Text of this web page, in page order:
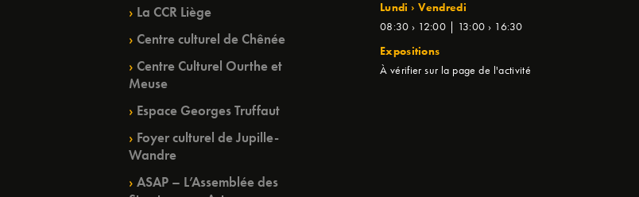
La CCR Liège
Centre culturel de Chênée
Centre Culturel Ourthe et
Meuse
Espace Georges Truffaut
Foyer culturel de Jupille-
Wandre
ASAP – L’Assemblée des
Lundi › Vendredi
08:30 › 12:00 | 13:00 › 16:30
Expositions
À vérifier sur la page de l'activité